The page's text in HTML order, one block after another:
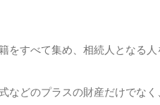
をすべて集め、相続人となる人
などのプラスの財産だけでな